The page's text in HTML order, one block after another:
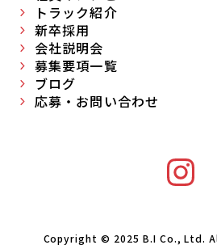
トラック紹介
新卒採用
会社説明会
募集要項一覧
ブログ
応募・お問い合わせ
Copyright © 2025 B.I Co., Ltd.